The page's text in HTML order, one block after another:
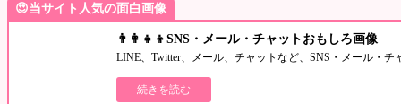
😍当サイト人気の面白画像
👨‍👩‍👧‍👦SNS・メール・チャットおもしろ画像
LINE、Twitter、メール、チャットなど、SNS・メール・
続きを読む